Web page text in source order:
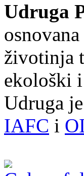
Udruga
životinja
ekološki
Udruga
IAFC i